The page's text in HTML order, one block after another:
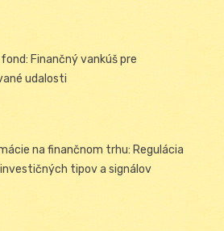
Finančný vankúš pre
udalosti
na finančnom trhu: Regulácia
tipov a signálov